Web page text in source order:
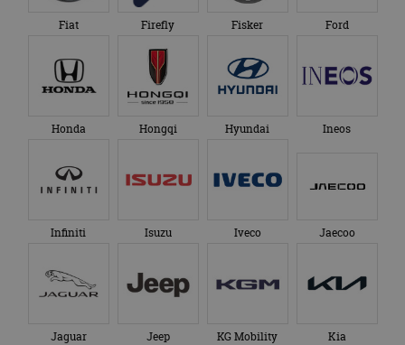
Fiat Firefly Fisker Ford
Honda Hongqi Hyundai Ineos
Infiniti Isuzu Iveco Jaecoo
Jaguar Jeep KG Mobility Kia
Google Analytics
genoemde website